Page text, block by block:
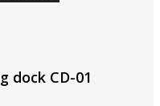
dock CD-01